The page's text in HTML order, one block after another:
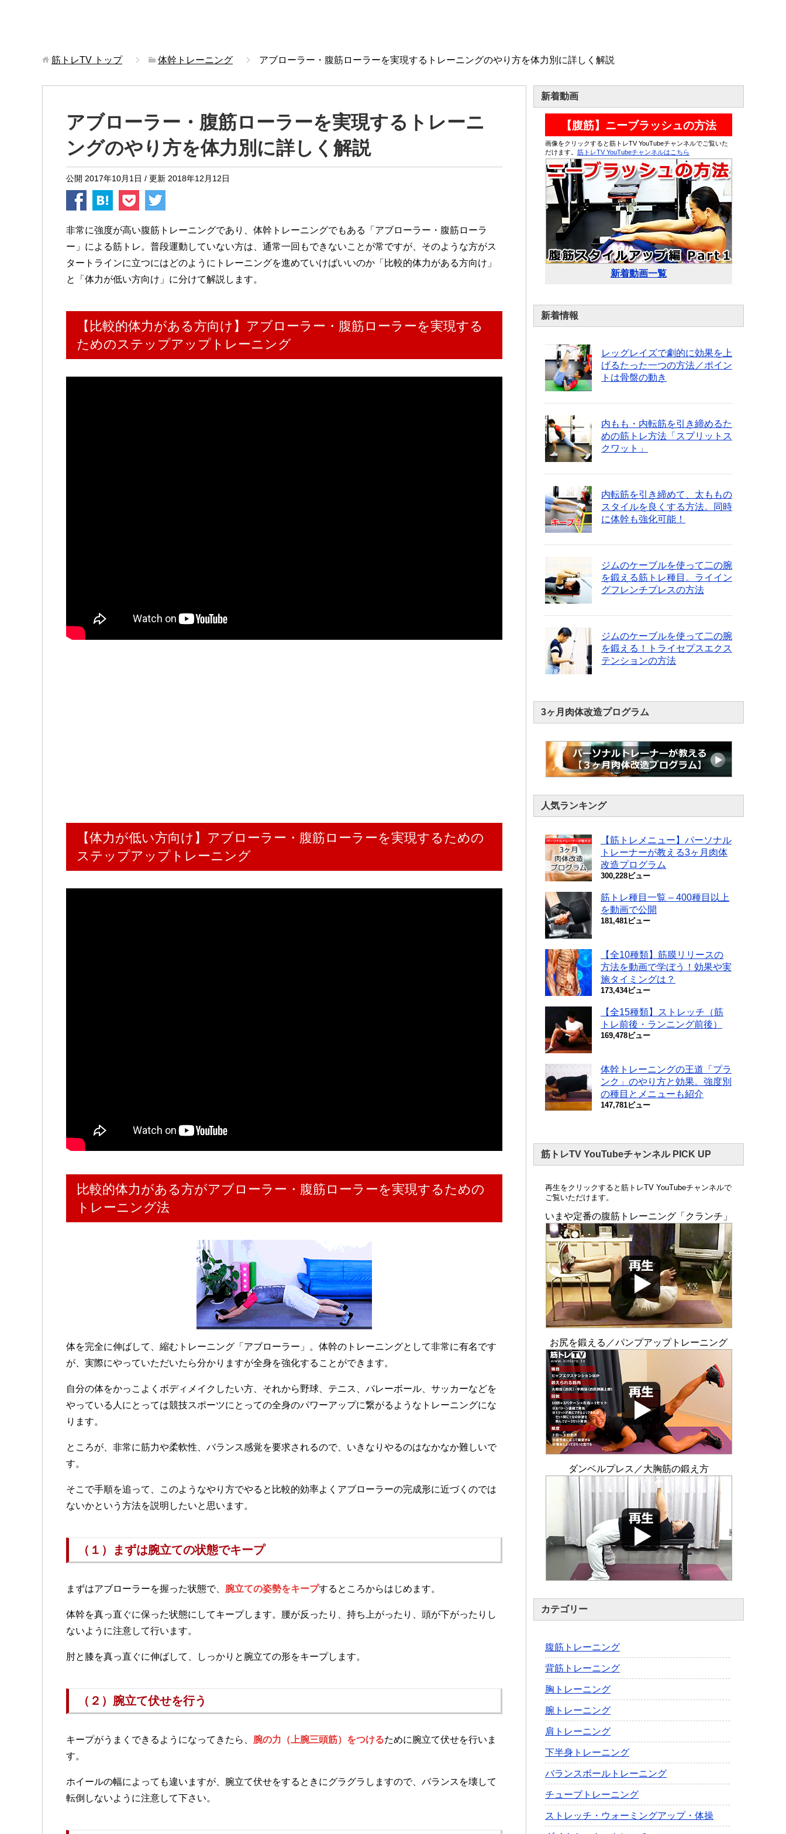
筋トレTV トップ 体幹トレーニング アブローラー・腹筋ローラーを実現するトレーニングのやり方を体力別に詳しく解説
アブローラー・腹筋ローラーを実現するトレーニ
ングのやり方を体力別に詳しく解説
公開 2017年10月1日 / 更新 2018年12月12日
非常に強度が高い腹筋トレーニングであり、体幹トレーニングでもある「アブローラー・腹筋ローラ
ー」による筋トレ。普段運動していない方は、通常一回もできないことが常ですが、そのような方がス
タートラインに立つにはどのようにトレーニングを進めていけばいいのか「比較的体力がある方向け」
と「体力が低い方向け」に分けて解説します。
【比較的体力がある方向け】アブローラー・腹筋ローラーを実現する
ためのステップアップトレーニング
【体力が低い方向け】アブローラー・腹筋ローラーを実現するための
ステップアップトレーニング
比較的体力がある方がアブローラー・腹筋ローラーを実現するための
トレーニング法
体を完全に伸ばして、縮むトレーニング「アブローラー」。体幹のトレーニングとして非常に有名です
が、実際にやっていただいたら分かりますが全身を強化することができます。
自分の体をかっこよくボディメイクしたい方、それから野球、テニス、バレーボール、サッカーなどを
やっている人にとっては競技スポーツにとっての全身のパワーアップに繋がるようなトレーニングにな
ります。
ところが、非常に筋力や柔軟性、バランス感覚を要求されるので、いきなりやるのはなかなか難しいで
す。
そこで手順を追って、このようなやり方でやると比較的効率よくアブローラーの完成形に近づくのでは
ないかという方法を説明したいと思います。
（１）まずは腕立ての状態でキープ
まずはアブローラーを握った状態で、 腕立ての姿勢をキープするところからはじめます。
体幹を真っ直ぐに保った状態にしてキープします。腰が反ったり、持ち上がったり、頭が下がったりし
ないように注意して行います。
肘と膝を真っ直ぐに伸ばして、しっかりと腕立ての形をキープします。
（２）腕立て伏せを行う
キープがうまくできるようになってきたら、 腕の力（上腕三頭筋）をつけるために腕立て伏せを行いま
す。
ホイールの幅によっても違いますが、腕立て伏せをするときにグラグラしますので、バランスを壊して
転倒しないように注意して下さい。
新着動画
【腹筋】ニーブラッシュの方法
画像をクリックすると筋トレTV YouTubeチャンネルでご覧いた
だけます。 筋トレTV YouTubeチャンネルはこちら
新着動画一覧
新着情報
レッグレイズで劇的に効果を上
げるたった一つの方法／ポイン
トは骨盤の動き
内もも・内転筋を引き締めるた
めの筋トレ方法「スプリットス
クワット」
内転筋を引き締めて、太ももの
スタイルを良くする方法。同時
に体幹も強化可能！
ジムのケーブルを使って二の腕
を鍛える筋トレ種目。ライイン
グフレンチプレスの方法
ジムのケーブルを使って二の腕
を鍛える！トライセプスエクス
テンションの方法
3ヶ月肉体改造プログラム
人気ランキング
【筋トレメニュー】パーソナル
トレーナーが教える3ヶ月肉体
改造プログラム
300,228ビュー
筋トレ種目一覧 – 400種目以上
を動画で公開
181,481ビュー
【全10種類】筋膜リリースの
方法を動画で学ぼう！効果や実
施タイミングは？
173,434ビュー
【全15種類】ストレッチ（筋
トレ前後・ランニング前後）
169,478ビュー
体幹トレーニングの王道「プラ
ンク」のやり方と効果。強度別
の種目とメニューも紹介
147,781ビュー
筋トレTV YouTubeチャンネル PICK UP
再生をクリックすると筋トレTV YouTubeチャンネルで
ご覧いただけます。
いまや定番の腹筋トレーニング「クランチ」
お尻を鍛える／パンプアップトレーニング
ダンベルプレス／大胸筋の鍛え方
カテゴリー
腹筋トレーニング
背筋トレーニング
胸トレーニング
腕トレーニング
肩トレーニング
下半身トレーニング
バランスボールトレーニング
チューブトレーニング
ストレッチ・ウォーミングアップ・体操